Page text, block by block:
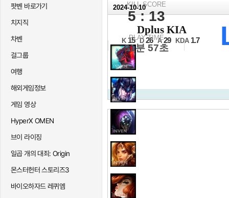
팟벤 바로가기
치지직
차벤
걸그룹
여행
해외게임정보
게임 영상
HyperX OMEN
브이 라이징
일곱 개의 대죄: Origin
몬스터헌터 스토리즈3
바이오하자드 레퀴엠
KILL SCORE
5 : 13
PLAY TIME
31분 57초
2024-10-10
2승1패조 1경기 2세트
Dplus KIA
K 15 D 26 A 29 KDA 1.7